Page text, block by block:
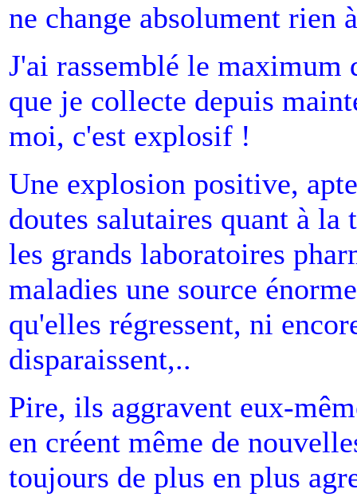
ne change absolument rien
J'ai rassemblé le maximum
que je collecte depuis
moi, c'est explosif !
Une explosion positive,
doutes salutaires quant à
les grands laboratoires
maladies une source
qu'elles régressent, ni
disparaissent,..
Pire, ils aggravent eux-
en créent même de
toujours de plus en plus